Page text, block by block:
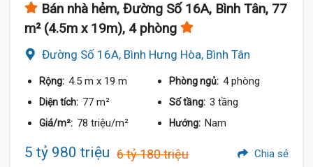
Bán nhà hẻm, Đường Số 16A, Bình Tân, 77
m² (4.5m x 19m), 4 phòng
Đường Số 16A, Bình Hưng Hòa, Bình Tân
Rộng: 4.5 m x 19 m Phòng ngủ: 4 phòng
Diện tích: 77 m² Số tầng: 3 tầng
Giá/m²: 78 triệu/m² Hướng: Nam
5 tỷ 980 triệu 6 tỷ 180 triệu Chia sẻ